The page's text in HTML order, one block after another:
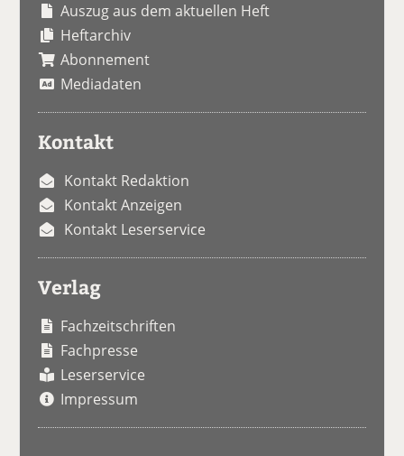
Auszug aus dem aktuellen Heft
Heftarchiv
Abonnement
Mediadaten
Kontakt
Kontakt Redaktion
Kontakt Anzeigen
Kontakt Leserservice
Verlag
Fachzeitschriften
Fachpresse
Leserservice
Impressum